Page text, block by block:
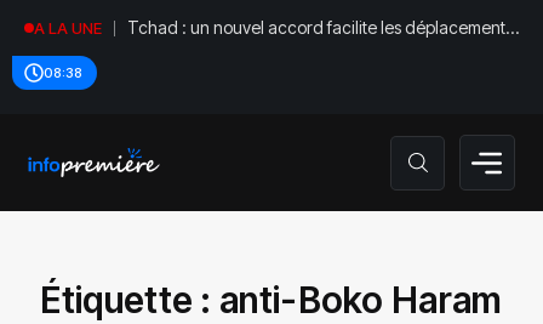
A LA UNE
Tchad : un nouvel accord facilite les déplacements
08:38
Étiquette : anti-Boko Haram